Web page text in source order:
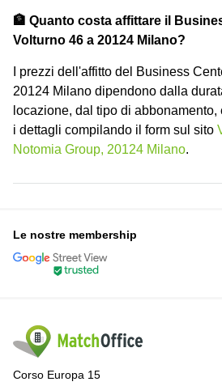
🏦 Quanto costa affittare il
Volturno 46 a 20124 Milano?
I prezzi dell'affitto del Business
20124 Milano dipendono dalla
locazione, dal tipo di
i dettagli compilando il form sul sito
Notomia Group, 20124 Milano.
Le nostre membership
Corso Europa 15